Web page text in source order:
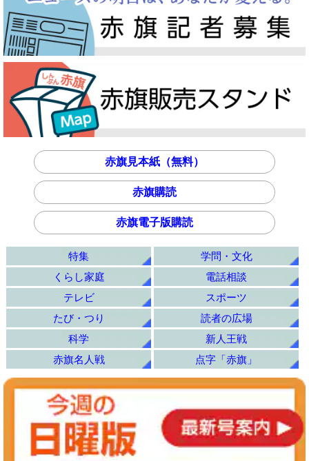
赤旗見本紙（無料）
赤旗購読
赤旗電子版購読
特集
学問・文化
くらし家庭
電話相談
テレビ
スポーツ
たび・つり
読者の広場
科学
新人王戦
赤旗名人戦
点字「赤旗」